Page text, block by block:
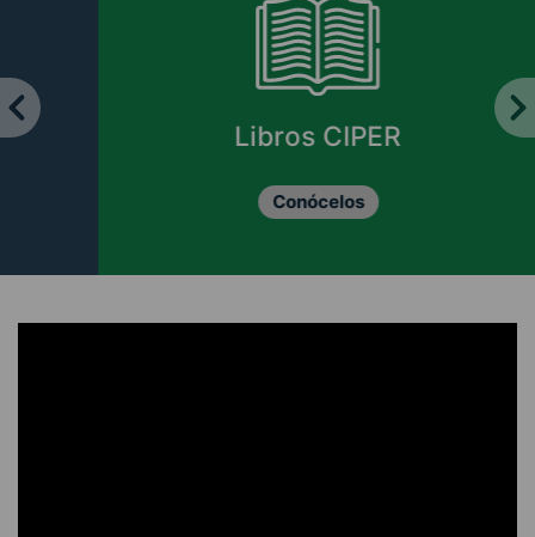
Libros CIPER
Conócelos